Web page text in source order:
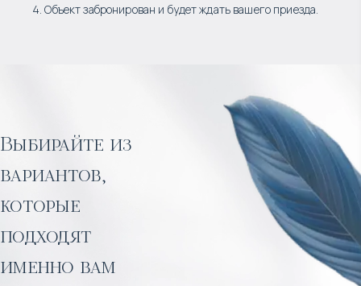
4. Объект забронирован и будет ждать вашего приезда.
Выбирайте из
вариантов,
которые
подходят
именно вам